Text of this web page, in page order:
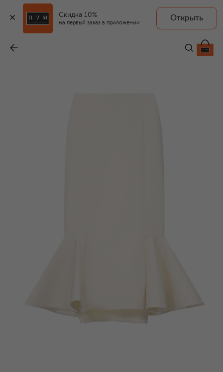
Скидка 10%
на первый заказ в приложении
Открыть
SHERVARLI
89 000 ₽